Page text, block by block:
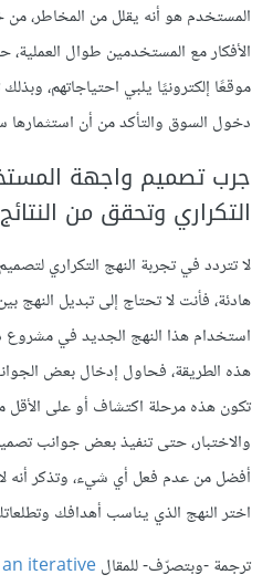
المستخدم هو أنه يقلل من المخاطر،
الأفكار مع المستخدمين طوال
موقعًا إلكترونيًا يلبي احتياجاتهم،
دخول السوق والتأكد من أن استثمارها
جرب تصميم واجهة
التكراري وتحقق من النتائج
لا تتردد في تجربة النهج التكراري
هادئة، فأنت لا تحتاج إلى تبديل
استخدام هذا النهج الجديد في
هذه الطريقة، فحاول إدخال بعض
تكون هذه مرحلة اكتشاف أو على الأقل
والاختبار، حتى تنفيذ بعض جوانب
أفضل من عدم فعل أي شيء، وتذكر أنه
اختر النهج الذي يناسب أهدافك
ترجمة -وبتصرّف- للمقالiterative